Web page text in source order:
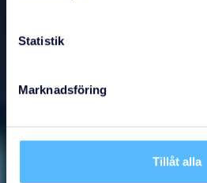
Statistik
Marknadsföring
Tillåt alla